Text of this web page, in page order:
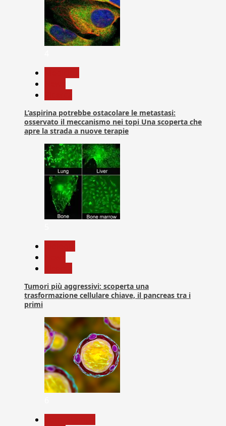
L’aspirina potrebbe ostacolare le metastasi:
osservato il meccanismo nei topi Una scoperta che
apre la strada a nuove terapie
Tumori più aggressivi: scoperta una
trasformazione cellulare chiave, il pancreas tra i
primi